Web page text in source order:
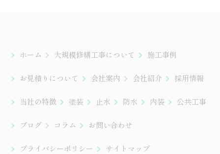
ホーム 大規模修繕工事について 施工事例
お見積りについて 会社案内 会社紹介 採用情報
当社の特徴 塗装 止水 防水 内装 公共工事
ブログ コラム お問い合わせ
プライバシーポリシー サイトマップ